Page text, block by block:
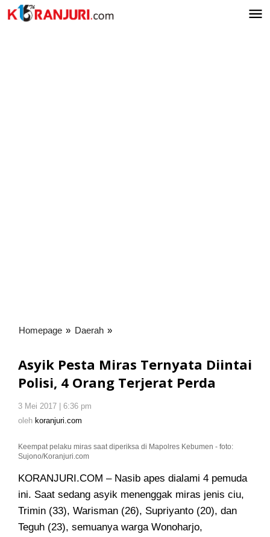
Lewati
ke
Homepage » Daerah »
Ternyata
Diintai
Perda
Asyik Pesta Miras Ternyata Diintai
Polisi, 4 Orang Terjerat Perda
3 Mei 2017 | 6:36 pm
oleh koranjuri.com
Keempat pelaku miras saat diperiksa di Mapolres Kebumen - foto:
Sujono/Koranjuri.com
KORANJURI.COM – Nasib apes dialami 4 pemuda
ini. Saat sedang asyik menenggak miras jenis ciu,
Trimin (33), Warisman (26), Supriyanto (20), dan
Teguh (23), semuanya warga Wonoharjo,